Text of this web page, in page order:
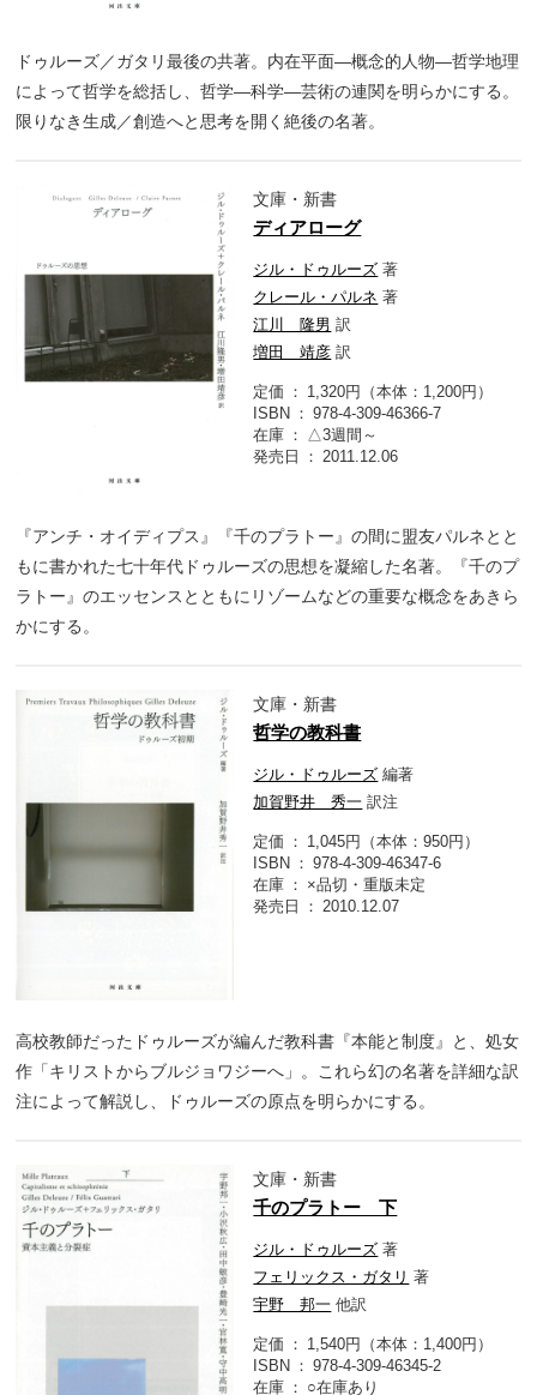
ドゥルーズ／ガタリ最後の共著。内在平面―概念的人物―哲学地理
によって哲学を総括し、哲学―科学―芸術の連関を明らかにする。
限りなき生成／創造へと思考を開く絶後の名著。
文庫・新書
ディアローグ
ジル・ドゥルーズ 著
クレール・パルネ 著
江川 隆男 訳
増田 靖彦 訳
定価
1,320円（本体：1,200円）
ISBN
978-4-309-46366-7
在庫
△3週間～
発売日
2011.12.06
『アンチ・オイディプス』『千のプラトー』の間に盟友パルネとと
もに書かれた七十年代ドゥルーズの思想を凝縮した名著。『千のプ
ラトー』のエッセンスとともにリゾームなどの重要な概念をあきら
かにする。
文庫・新書
哲学の教科書
ジル・ドゥルーズ 編著
加賀野井 秀一 訳注
定価
1,045円（本体：950円）
ISBN
978-4-309-46347-6
在庫
×品切・重版未定
発売日
2010.12.07
高校教師だったドゥルーズが編んだ教科書『本能と制度』と、処女
作「キリストからブルジョワジーへ」。これら幻の名著を詳細な訳
注によって解説し、ドゥルーズの原点を明らかにする。
文庫・新書
千のプラトー 下
ジル・ドゥルーズ 著
フェリックス・ガタリ 著
宇野 邦一 他訳
定価
1,540円（本体：1,400円）
ISBN
978-4-309-46345-2
在庫
○在庫あり